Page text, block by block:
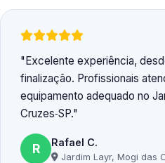
Excelente experiência,
finalização. Profissionais
equipamento adequado no
Cruzes‑SP.
R Rafael C.
Jardim Layr, Mogi das